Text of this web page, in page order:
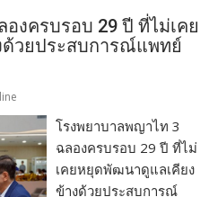
งครบรอบ 29 ปี ที่ไม่เคย
วยประสบการณ์แพทย์
โรงพยาบาลพญาไท 3
ฉลองครบรอบ 29 ปี ที่ไม่
เคยหยุดพัฒนาดูแลเคียง
ข้างด้วยประสบการณ์